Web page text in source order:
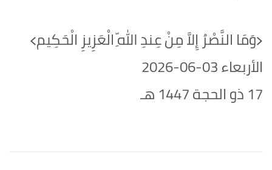
﴿وَمَا النَّصْرُ إِلاَّ مِنْ عِندِ اللّهِ الْعَزِيزِ الْحَكِيم﴾‏
الأربعاء 03-06-2026‏
17 ذو الحجة 1447 هـ